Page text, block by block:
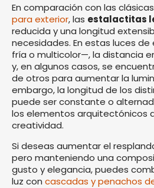
En comparación con las clásicas
para exterior, las estalactitas
reducida y una longitud
necesidades. En estas luces
fría o multicolor—, la distancia
y, en algunos casos, se
de otros para aumentar la
embargo, la longitud de los
puede ser constante o
los elementos arquitectónicos
creatividad.
Si deseas aumentar el
pero manteniendo una
gusto y elegancia, puedes
luz con cascadas y penachos